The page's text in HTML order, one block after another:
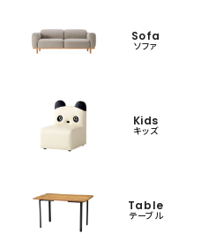
Sofa
ソファ
Kids
キッズ
Table
テーブル